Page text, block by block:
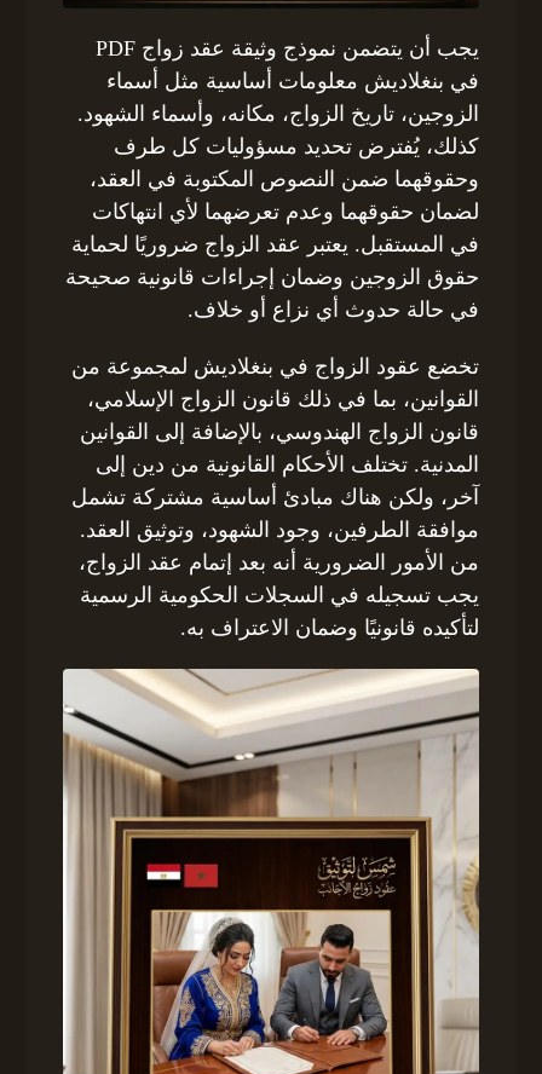
يجب أن يتضمن نموذج وثيقة عقد زواج PDF
في بنغلاديش معلومات أساسية مثل أسماء
الزوجين، تاريخ الزواج، مكانه، وأسماء الشهود.
كذلك، يُفترض تحديد مسؤوليات كل طرف
وحقوقهما ضمن النصوص المكتوبة في العقد،
لضمان حقوقهما وعدم تعرضهما لأي انتهاكات
في المستقبل. يعتبر عقد الزواج ضروريًا لحماية
حقوق الزوجين وضمان إجراءات قانونية صحيحة
في حالة حدوث أي نزاع أو خلاف.
تخضع عقود الزواج في بنغلاديش لمجموعة من
القوانين، بما في ذلك قانون الزواج الإسلامي،
قانون الزواج الهندوسي، بالإضافة إلى القوانين
المدنية. تختلف الأحكام القانونية من دين إلى
آخر، ولكن هناك مبادئ أساسية مشتركة تشمل
موافقة الطرفين، وجود الشهود، وتوثيق العقد.
من الأمور الضرورية أنه بعد إتمام عقد الزواج،
يجب تسجيله في السجلات الحكومية الرسمية
لتأكيده قانونيًا وضمان الاعتراف به.